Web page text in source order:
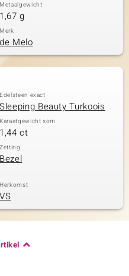
Metaalgewicht
1,67 g
Merk
de Melo
Edelsteen exact
Sleeping Beauty Turkoois
Karaatgewicht som
1,44 ct
Zetting
Bezel
Herkomst
VS